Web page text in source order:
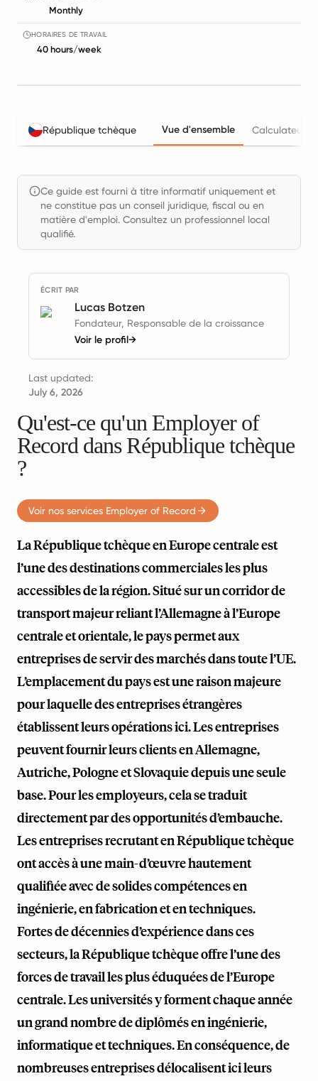
Monthly
HORAIRES DE TRAVAIL
40 hours/week
République tchèque Vue d'ensemble Calculateur
Ce guide est fourni à titre informatif uniquement et
ne constitue pas un conseil juridique, fiscal ou en
matière d'emploi. Consultez un professionnel local
qualifié.
ÉCRIT PAR
Lucas Botzen
Fondateur, Responsable de la croissance
Voir le profil→
Last updated:
July 6, 2026
Qu'est-ce qu'un Employer of
Record dans République tchèque
?
Voir nos services Employer of Record
La République tchèque en Europe centrale est
l’une des destinations commerciales les plus
accessibles de la région. Situé sur un corridor de
transport majeur reliant l’Allemagne à l’Europe
centrale et orientale, le pays permet aux
entreprises de servir des marchés dans toute l’UE.
L’emplacement du pays est une raison majeure
pour laquelle des entreprises étrangères
établissent leurs opérations ici. Les entreprises
peuvent fournir leurs clients en Allemagne,
Autriche, Pologne et Slovaquie depuis une seule
base. Pour les employeurs, cela se traduit
directement par des opportunités d’embauche.
Les entreprises recrutant en République tchèque
ont accès à une main-d’œuvre hautement
qualifiée avec de solides compétences en
ingénierie, en fabrication et en techniques.
Fortes de décennies d’expérience dans ces
secteurs, la République tchèque offre l’une des
forces de travail les plus éduquées de l’Europe
centrale. Les universités y forment chaque année
un grand nombre de diplômés en ingénierie,
informatique et techniques. En conséquence, de
nombreuses entreprises délocalisent ici leurs